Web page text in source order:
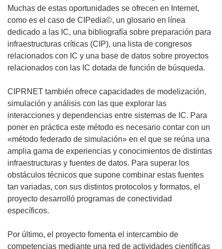
Muchas de estas oportunidades se ofrecen en Internet,
como es el caso de CIPedia©, un glosario en línea
dedicado a las IC, una bibliografía sobre preparación para
infraestructuras críticas (CIP), una lista de congresos
relacionados con IC y una base de datos sobre proyectos
relacionados con las IC dotada de función de búsqueda.
CIPRNET también ofrece capacidades de modelización,
simulación y análisis con las que explorar las
interacciones y dependencias entre sistemas de IC. Para
poner en práctica este método es necesario contar con un
«método federado de simulación» en el que se reúna una
amplia gama de experiencias y conocimientos de distintas
infraestructuras y fuentes de datos. Para superar los
obstáculos técnicos que supone combinar estas fuentes
tan variadas, con sus distintos protocolos y formatos, el
proyecto desarrolló programas de conectividad
específicos.
Por último, el proyecto fomenta el intercambio de
competencias mediante una red de actividades científicas